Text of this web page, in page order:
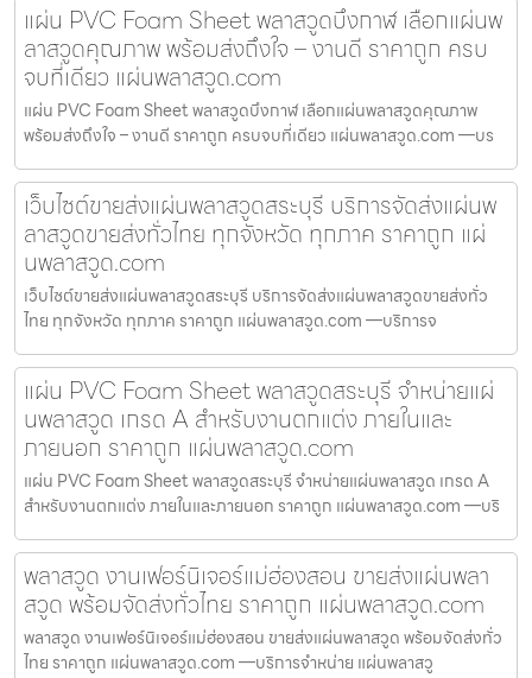
แผ่น PVC Foam Sheet พลาสวูดบึงกาฬ เลือกแผ่นพ
ลาสวูดคุณภาพ พร้อมส่งถึงใจ – งานดี ราคาถูก ครบ
จบที่เดียว แผ่นพลาสวูด.com
แผ่น PVC Foam Sheet พลาสวูดบึงกาฬ เลือกแผ่นพลาสวูดคุณภาพ
พร้อมส่งถึงใจ – งานดี ราคาถูก ครบจบที่เดียว แผ่นพลาสวูด.com —บร
เว็บไซต์ขายส่งแผ่นพลาสวูดสระบุรี บริการจัดส่งแผ่นพ
ลาสวูดขายส่งทั่วไทย ทุกจังหวัด ทุกภาค ราคาถูก แผ่
นพลาสวูด.com
เว็บไซต์ขายส่งแผ่นพลาสวูดสระบุรี บริการจัดส่งแผ่นพลาสวูดขายส่งทั่ว
ไทย ทุกจังหวัด ทุกภาค ราคาถูก แผ่นพลาสวูด.com —บริการจ
แผ่น PVC Foam Sheet พลาสวูดสระบุรี จำหน่ายแผ่
นพลาสวูด เกรด A สำหรับงานตกแต่ง ภายในและ
ภายนอก ราคาถูก แผ่นพลาสวูด.com
แผ่น PVC Foam Sheet พลาสวูดสระบุรี จำหน่ายแผ่นพลาสวูด เกรด A
สำหรับงานตกแต่ง ภายในและภายนอก ราคาถูก แผ่นพลาสวูด.com —บริ
พลาสวูด งานเฟอร์นิเจอร์แม่ฮ่องสอน ขายส่งแผ่นพลา
สวูด พร้อมจัดส่งทั่วไทย ราคาถูก แผ่นพลาสวูด.com
พลาสวูด งานเฟอร์นิเจอร์แม่ฮ่องสอน ขายส่งแผ่นพลาสวูด พร้อมจัดส่งทั่ว
ไทย ราคาถูก แผ่นพลาสวูด.com —บริการจำหน่าย แผ่นพลาสวู